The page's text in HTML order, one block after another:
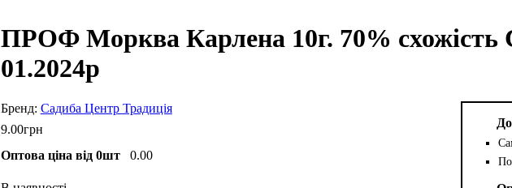
ПРОФ Морква Карлена 10г. 70% схожість
01.2024р
Садиба Центр Традиція
9.00грн
Оптова ціна від 0шт
0.00
По